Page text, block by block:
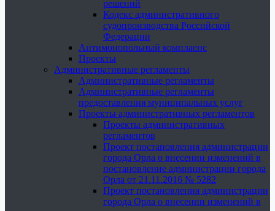
решений
Кодекс административного
судопроизводства Российской
Федерации
Антимонопольный комплаенс
Проекты
Административные регламенты
Административные регламенты
Административные регламенты
предоставления муниципальных услуг
Проекты административных регламентов
Проекты административных
регламентов
Проект постановления администрации
города Орла о внесении изменений в
постановление администрации города
Орла от 21.11.2016 № 5282
Проект постановления администрации
города Орла о внесении изменений в